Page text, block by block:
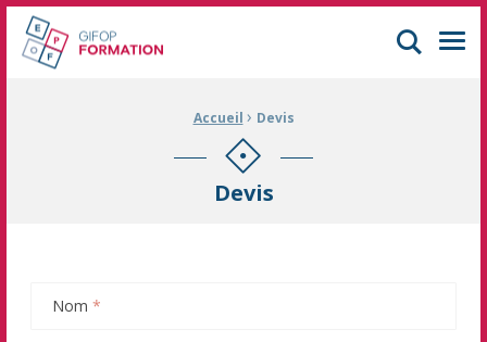
GIFOP Formation Centre de formation continue à Mulhouse
Accueil › Devis
Devis
Nom *